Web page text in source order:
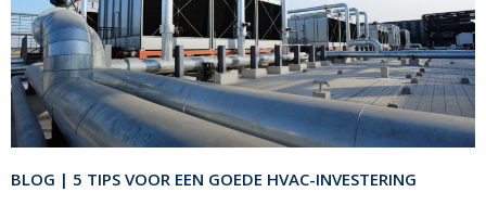
BLOG | 5 TIPS VOOR EEN GOEDE HVAC-INVESTERING